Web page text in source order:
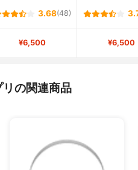
3.68(48)
¥6,500 ¥6,500
の関連商品